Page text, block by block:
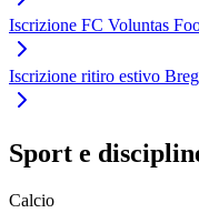
Iscrizione FC Voluntas
Iscrizione ritiro estivo
Sport e
Calcio